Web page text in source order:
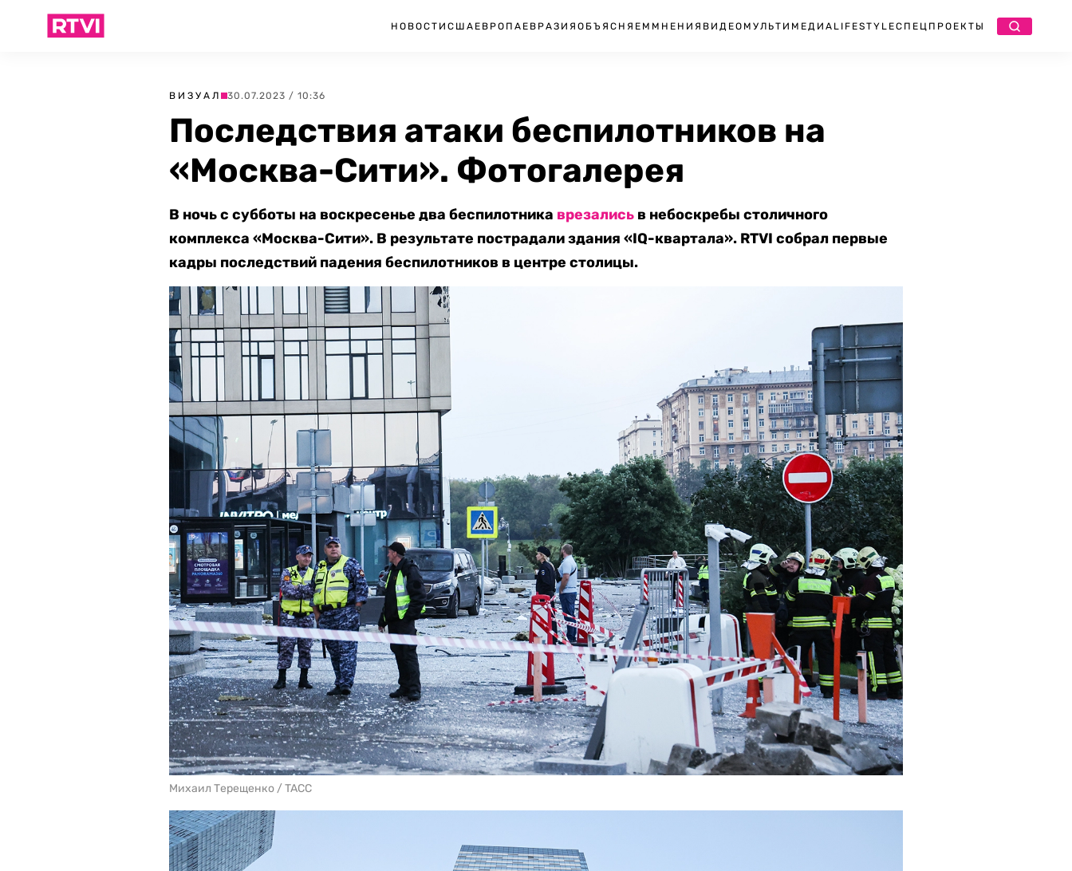
НОВОСТИ США ЕВРОПА ЕВРАЗИЯ ОБЪЯСНЯЕМ МНЕНИЯ ВИДЕО МУЛЬТИМЕДИА LIFESTYLEСПЕЦПРОЕКТЫ
ВИЗУАЛ 30.07.2023 / 10:36
Последствия атаки беспилотников на
«Москва-Сити». Фотогалерея
В ночь с субботы на воскресенье два беспилотника врезались в небоскребы столичного
комплекса «Москва-Сити». В результате пострадали здания «IQ-квартала». RTVI собрал первые
кадры последствий падения беспилотников в центре столицы.
Михаил Терещенко / TACC